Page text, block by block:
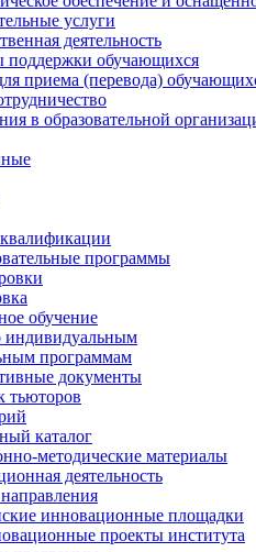
услуги
деятельность
обучающихся
приема (перевода)
в образовательной
программы
обучение
индивидуальным
программам
документы
тьюторов
каталог
методические материалы
деятельность
инновационные площадки
проекты института